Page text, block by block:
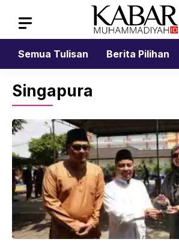
content
Semua Tulisan
Berita Pilihan
Singapura